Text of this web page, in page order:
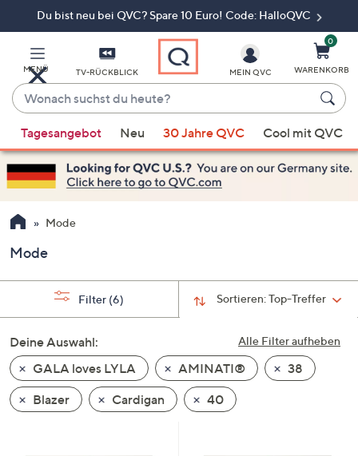
Du bist neu bei QVC? Spare 10 Euro! Code: HalloQVC
MENÜ TV-RÜCKBLICK
Wonach
suchst
du
heute?
Vorschläge
verfügbar
sind,
verwenden
Sie
Pfeiltasten
nach
und
nach
unten
oder
wischen
Sie
MEIN QVC
0
WARENKORB
Tagesangebot Neu 30 Jahre QVC Cool mit QVC
Mode
Mode
Sortieren:Top-Treffer
Filter (6)
Alle Filter aufheben
Deine Auswahl:
GALA loves LYLA
AMINATI®
38
Blazer
Cardigan 40